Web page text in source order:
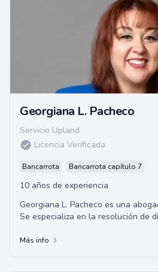
Georgiana L. Pacheco
Servicio Upland
Licencia Verificada
Bancarrota Bancarrota capítulo 7
10 años de experiencia
Georgiana L. Pacheco es una
Se especializa en la resolución de
Más info